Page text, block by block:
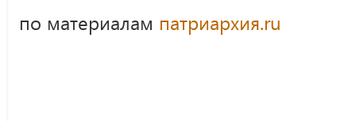
по материалам патриархия.ru